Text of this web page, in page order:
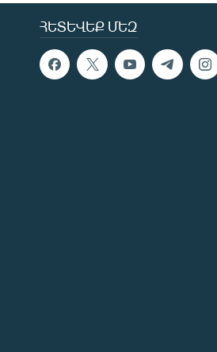
ՀԵՏԵՎԵՔ ՄԵԶ